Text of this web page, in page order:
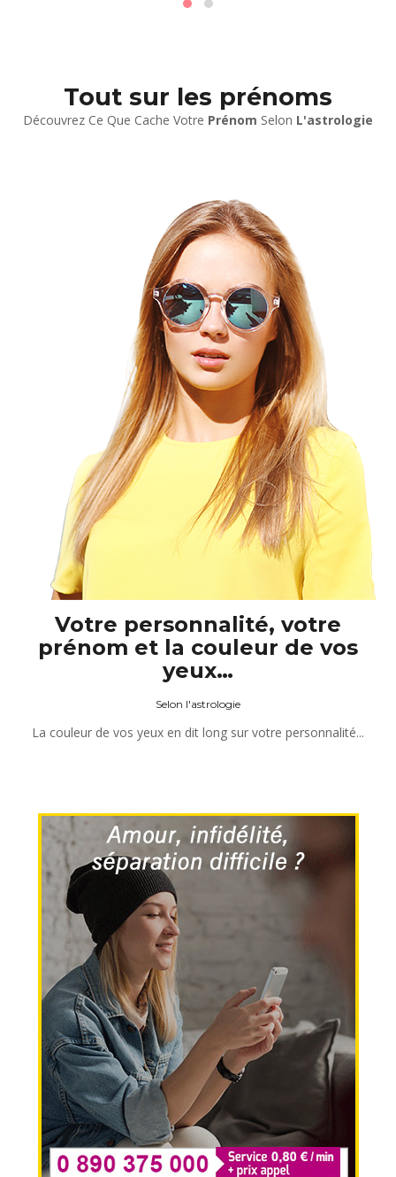
Tout sur les prénoms
Découvrez Ce Que Cache Votre Prénom Selon L'astrologie
Votre personnalité, votre
prénom et la couleur de vos
yeux…
Selon l'astrologie
La couleur de vos yeux en dit long sur votre personnalité...